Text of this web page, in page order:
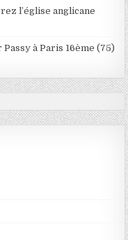
l’église anglicane
à Paris 16ème (75)